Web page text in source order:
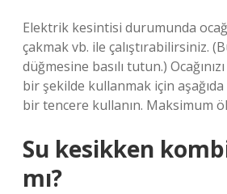
Elektrik kesintisi durumunda
çakmak vb. ile çalıştırabilirsiniz.
düğmesine basılı tutun.)
bir şekilde kullanmak için
bir tencere kullanın. Maksimum
Su kesikken
mı?